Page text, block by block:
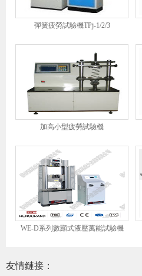
彈簧疲勞試驗機TPj-1/2/3
加高小型疲勞試驗機
WE-D系列數顯式液壓萬能試驗機
友情鏈接：